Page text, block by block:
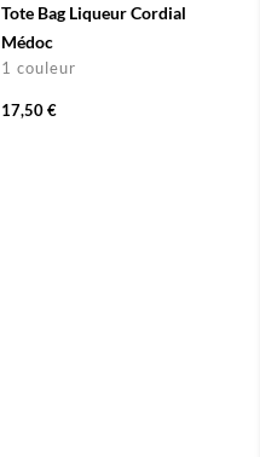
Tote Bag Liqueur Cordial
Médoc
1 couleur
17,50 €